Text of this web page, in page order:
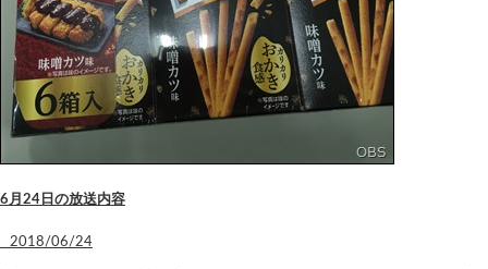
6月24日の放送内容
2018/06/24